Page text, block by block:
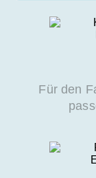
Für den